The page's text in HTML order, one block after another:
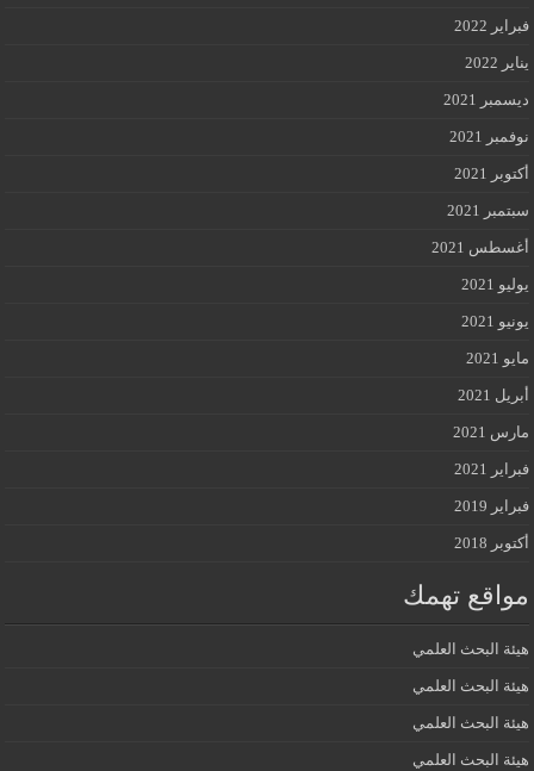
فبراير 2022
يناير 2022
ديسمبر 2021
نوفمبر 2021
أكتوبر 2021
سبتمبر 2021
أغسطس 2021
يوليو 2021
يونيو 2021
مايو 2021
أبريل 2021
مارس 2021
فبراير 2021
فبراير 2019
أكتوبر 2018
مواقع تهمك
هيئة البحث العلمي
هيئة البحث العلمي
هيئة البحث العلمي
هيئة البحث العلمي